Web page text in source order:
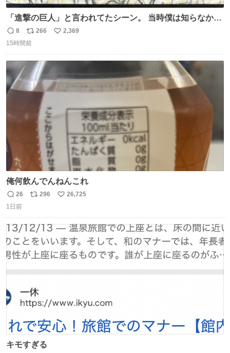
「進撃の巨人」と言われてたシーン。 当時僕は知らなかっ
たのですが、今見るとすごく「進撃の巨人」ですね。。
返
信
8
リ
ポ
ト
数
266
い
2,369
15時間前
俺何飲んでんねんこれ
返
信
26
リ
ト
数
296
い
数
26,725
1日前
キモすぎる